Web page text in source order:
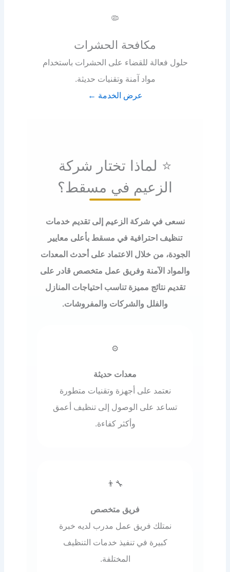
🦠
مكافحة الحشرات
حلول فعالة للقضاء على الحشرات باستخدام
مواد آمنة وتقنيات حديثة.
عرض الخدمة ←
⭐ لماذا تختار شركة
الزعيم في مسقط؟
نسعى في شركة الزعيم إلى تقديم خدمات
تنظيف احترافية في مسقط بأعلى معايير
الجودة، من خلال الاعتماد على أحدث المعدات
والمواد الآمنة وفريق عمل متخصص قادر على
تقديم نتائج مميزة تناسب احتياجات المنازل
والفلل والشركات والمفروشات.
⚙️
معدات حديثة
نعتمد على أجهزة وتقنيات متطورة
تساعد على الوصول إلى تنظيف أعمق
وأكثر كفاءة.
👨‍🔧
فريق متخصص
نمتلك فريق عمل مدرب لديه خبرة
كبيرة في تنفيذ خدمات التنظيف
المختلفة.